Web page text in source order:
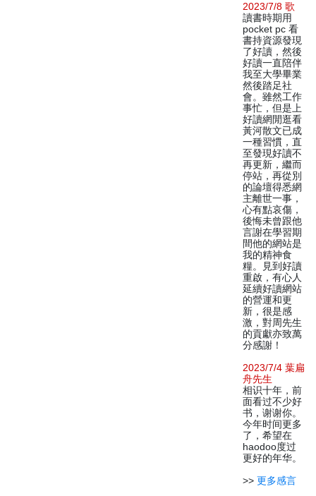
2023/7/8 歌
讀書時期用
pocket pc 看
書持資源發現
了好讀，然後
好讀一直陪伴
我至大學畢業
然後踏足社
會。雖然工作
事忙，但是上
好讀網閒逛看
黃河散文已成
一種習慣，直
至發現好讀不
再更新，繼而
停站，再從別
的論壇得悉網
主離世一事，
心有點哀傷，
後悔未曾跟他
言謝在學習期
間他的網站是
我的精神食
糧。見到好讀
重啟，有心人
延續好讀網站
的營運和更
新，很是感
激，對周先生
的貢獻亦致萬
分感謝！
2023/7/4 葉扁
舟先生
相识十年，前
面看过不少好
书，谢谢你。
今年时间更多
了，希望在
haodoo度过
更好的年华。
>> 更多感言